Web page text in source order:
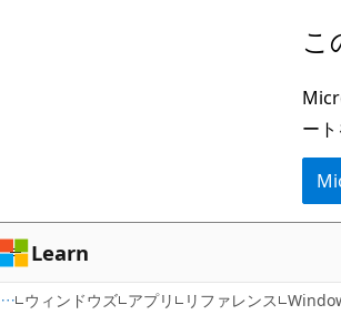
ン
ツ
に
ス
ゲ
ー
シ
ョ
こ
ート
Learn
ウィンドウズ アプリ リファレンス